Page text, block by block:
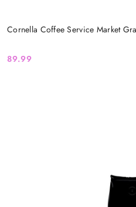
Cornella Coffee Service Market
Cena:
89.99